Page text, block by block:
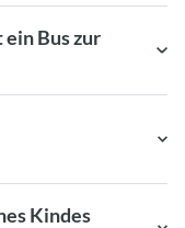
Bus zur
Kindes